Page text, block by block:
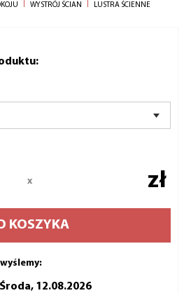
WYSTRÓJ ŚCIAN LUSTRA ŚCIENNE
x zł
KOSZYKA
12.08.2026